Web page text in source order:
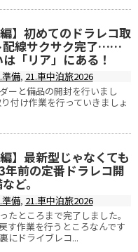
】初めてのドラレコ取
配線サクサク完了……
「リア」にある！
準備, 21.車中泊旅2026
ーと備品の開封を行いまし
付け作業を行っていきましょ
】最新型じゃなくても
年前の定番ドラレコ開
ど。
準備, 21.車中泊旅2026
たところまで完了しました。
す作業を行うところなんです
にドライブレコ...